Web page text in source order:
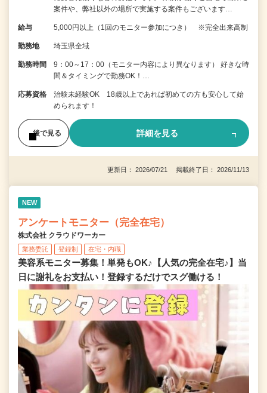
案件や、弊社以外の場所で実施する案件もございます…
給与 5,000円以上（1回のモニター参加につき） ※完全出来高制
勤務地 埼玉県全域
勤務時間
9：00～17：00（モニター内容により異なります） 好きな時
間＆タイミングで勤務OK！…
応募資格
治験未経験OK 18歳以上であれば初めての方も安心して始
められます！
後で見る 詳細を見る
更新日： 2026/07/21 掲載終了日： 2026/11/13
NEW
アンケートモニター（完全在宅）
株式会社 クラウドワーカー
業務委託 登録制 在宅・内職
美容系モニター募集！単発もOK♪【人気の完全在宅♪】当
日に謝礼をお支払い！登録するだけでスグ働ける！